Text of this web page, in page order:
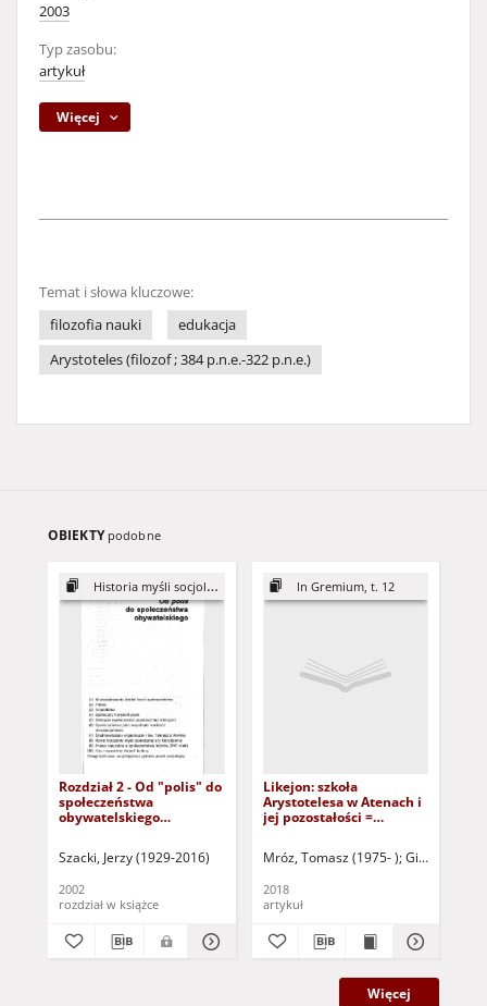
2003
Typ zasobu:
artykuł
Więcej
Temat i słowa kluczowe:
filozofia nauki
edukacja
Arystoteles (filozof ; 384 p.n.e.-322 p.n.e.)
OBIEKTY podobne
Historia myśli socjologicznej
Rozdział 2 - Od "polis" do
społeczeństwa
obywatelskiego
osób z dysfunkcją
Szacki, Jerzy (1929-2016)
2002
rozdział w książce
In Gremium, t. 12
Likejon: szkoła
Arystotelesa w Atenach i
jej pozostałości =
remains
Mróz, Tomasz (1975- ) Gillmeister,
2018
artykuł
Więcej